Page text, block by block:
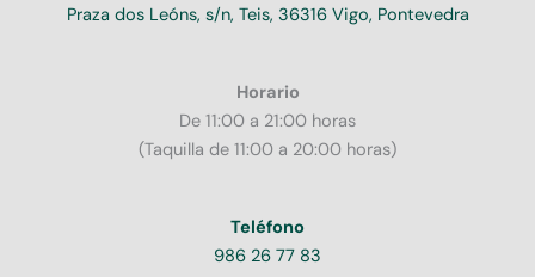
Praza dos Leóns, s/n, Teis, 36316 Vigo, Pontevedra
Horario
De 11:00 a 21:00 horas
(Taquilla de 11:00 a 20:00 horas)
Teléfono
986 26 77 83